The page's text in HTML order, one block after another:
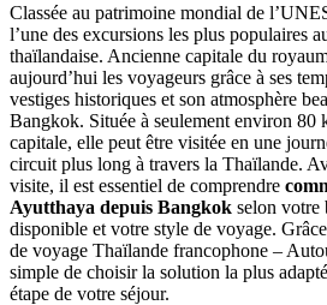
Classée au patrimoine mondial de
l’une des excursions les plus populaires
thaïlandaise. Ancienne capitale du
aujourd’hui les voyageurs grâce à ses
vestiges historiques et son atmosphère
Bangkok. Située à seulement environ 80
capitale, elle peut être visitée en une
circuit plus long à travers la Thaïlande.
visite, il est essentiel de comprendre
Ayutthaya depuis Bangkok selon votre
disponible et votre style de voyage.
de voyage Thaïlande francophone –
simple de choisir la solution la plus
étape de votre séjour.